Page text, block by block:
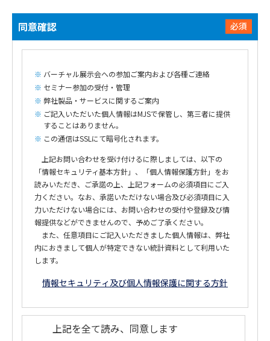
必須
同意確認
バーチャル展示会への参加ご案内および各種ご連絡
セミナー参加の受付・管理
弊社製品・サービスに関するご案内
ご記入いただいた個人情報はMJSで保管し、第三者に提供
することはありません。
この通信はSSLにて暗号化されます。
上記お問い合わせを受け付けるに際しましては、以下の
「情報セキュリティ基本方針」、「個人情報保護方針」をお
読みいただき、ご承諾の上、上記フォームの必須項目にご入
力ください。なお、承諾いただけない場合及び必須項目に入
力いただけない場合には、お問い合わせの受付や登録及び情
報提供などができませんので、予めご了承ください。
また、任意項目にご記入いただきました個人情報は、弊社
内におきまして個人が特定できない統計資料として利用いた
します。
情報セキュリティ及び個人情報保護に関する方針
上記を全て読み、同意します